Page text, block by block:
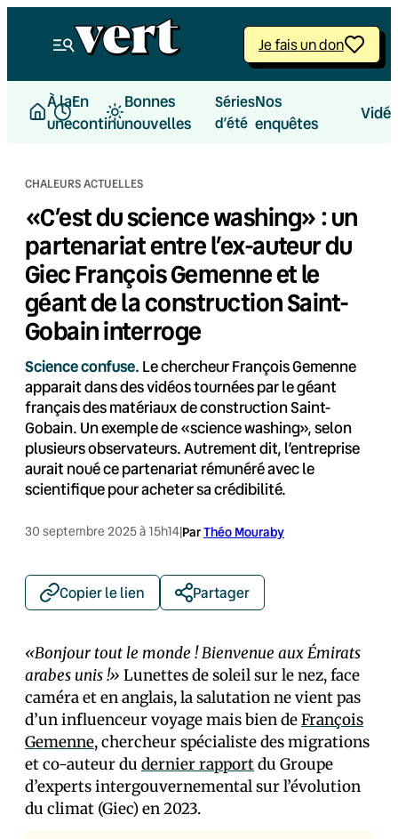
Je fais un don
À la
une
En
continu
Bonnes
nouvelles
Séries
d’été
Nos
enquêtes
CHALEURS ACTUELLES
«C’est du science washing» : un
partenariat entre l’ex-auteur du
Giec François Gemenne et le
géant de la construction Saint-
Gobain interroge
Science confuse. Le chercheur François Gemenne
apparait dans des vidéos tournées par le géant
français des matériaux de construction Saint-
Gobain. Un exemple de «science washing», selon
plusieurs observateurs. Autrement dit, l’entreprise
aurait noué ce partenariat rémunéré avec le
scientifique pour acheter sa crédibilité.
30 septembre 2025 à 15h14|ParThéo Mouraby
Copier le lien Partager
«Bonjour tout le monde ! Bienvenue aux Émirats
arabes unis !» Lunettes de soleil sur le nez, face
caméra et en anglais, la salutation ne vient pas
d’un influenceur voyage mais bien deFrançois
Gemenne, chercheur spécialiste des migrations
et co-auteur du dernier rapportdu Groupe
d’experts intergouvernemental sur l’évolution
du climat (Giec) en 2023.